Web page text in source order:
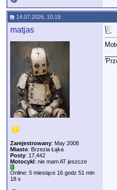
14.07.2026, 10:19
matjas
Zarejestrowany: May 2008
Miasto: Brzezia Łąka
Posty: 17,442
Motocykl: nie mam AT jeszcze
Online: 5 miesiące 16 godz 51 min
18 s